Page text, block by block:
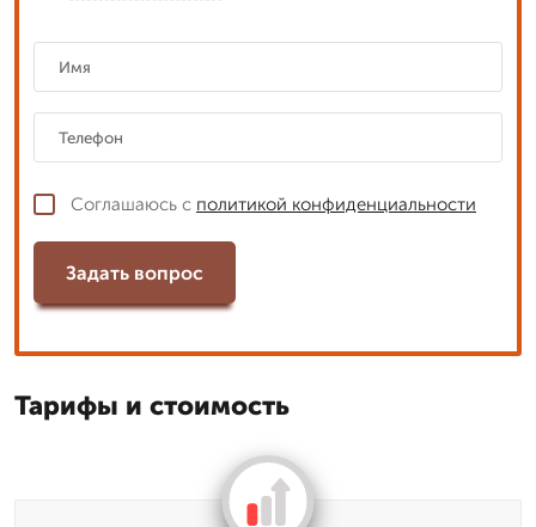
Соглашаюсь с политикой конфиденциальности
Задать вопрос
Тарифы и стоимость